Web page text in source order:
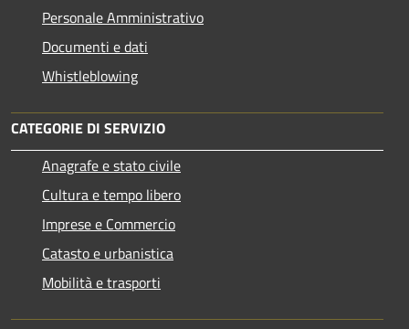
Personale Amministrativo
Documenti e dati
Whistleblowing
CATEGORIE DI SERVIZIO
Anagrafe e stato civile
Cultura e tempo libero
Imprese e Commercio
Catasto e urbanistica
Mobilità e trasporti